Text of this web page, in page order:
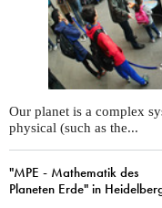
Our planet is a complex
physical (such as the...
"MPE - Mathematik des
Planeten Erde" in